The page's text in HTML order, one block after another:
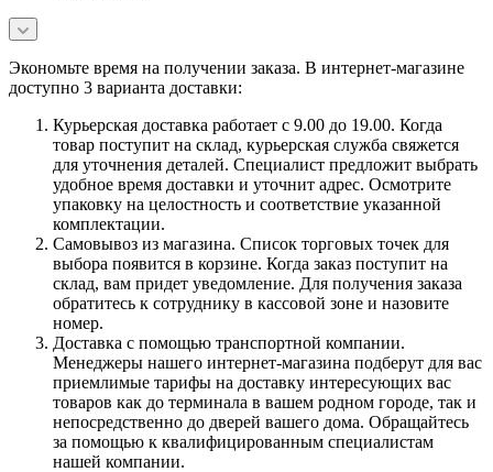
Экономьте время на получении заказа. В интернет-магазине
доступно 3 варианта доставки:
Курьерская доставка работает с 9.00 до 19.00. Когда
товар поступит на склад, курьерская служба свяжется
для уточнения деталей. Специалист предложит выбрать
удобное время доставки и уточнит адрес. Осмотрите
упаковку на целостность и соответствие указанной
комплектации.
Самовывоз из магазина. Список торговых точек для
выбора появится в корзине. Когда заказ поступит на
склад, вам придет уведомление. Для получения заказа
обратитесь к сотруднику в кассовой зоне и назовите
номер.
Доставка с помощью транспортной компании.
Менеджеры нашего интернет-магазина подберут для вас
приемлимые тарифы на доставку интересующих вас
товаров как до терминала в вашем родном городе, так и
непосредственно до дверей вашего дома. Обращайтесь
за помощью к квалифицированным специалистам
нашей компании.